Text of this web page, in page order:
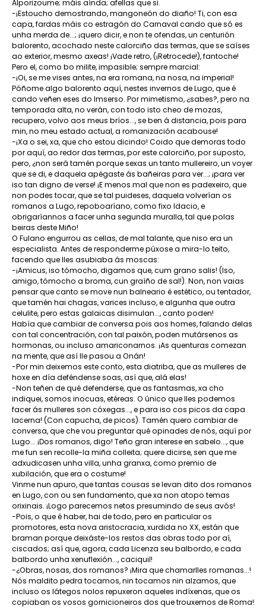
Alporizoume; máis aínda; afellas que si.
-¡Estoucho demostrando, mangoneón do diaño! Ti, con esa
capa, fardas máis co estragón do Carnaval cando que só es
unha merda de...; ¡quero dicir, e non te ofendas, un centurión
balorento, acochado neste calorciño das termas, que se saíses
ao exterior, mesmo axeas! ¡Vade retro, (¡Retrocede!), fantoche!
Pero el, como bo milite, impasible; sempre marcial:
-¡Oi, se me vises antes, na era romana, na nosa, na imperial!
Póñome algo balorento aquí, nestes invernos de Lugo, que é
cando veñen eses do Imserso. Por mimetismo, ¿sabes?, pero na
temporada alta, no verán, con todo isto cheo de mozas,
recupero, volvo aos meus bríos..., se ben á distancia, pois para
min, no meu estado actual, a romanización acabouse!
-¡Xa o sei, xa, que cho estou dicindo! Coido que demoras todo
por aquí, ao redor das termas, por este calorciño, por suposto,
pero, ¿non será tamén porque sexas un tanto mullereiro, un voyer
que se di, e daquela apégaste ás bañeiras para ver...; ¡para ver
iso tan digno de verse! ¡E menos mal que non es padexeiro, que
non podes tocar, que se tal puideses, daquela volverían os
romanos a Lugo, repoboaríano, como fixo Idacio, e
obrigaríannos a facer unha segunda muralla, tal que polas
beiras deste Miño!
O Fulano engurrou as cellas, de mal talante, que niso era un
especialista. Antes de responderme púxose a mira-lo teito,
facendo que lles asubiaba ás moscas:
-¡Amicus, iso tómocho, digamos que, cum grano salis! (Iso,
amigo, tómocho a broma, cun graíño de sal!). Non, non vaias
pensar que canto se move nun balneario é estético, ou tentador,
que tamén hai chagas, varices incluso, e algunha que outra
celulite, pero estas galaicas disimulan..., canto poden!
Había que cambiar de conversa pois aos homes, falando delas
con tal concentración, con tal paixón, poden mutársenos as
hormonas, ou incluso amariconarnos. ¡As quenturas comezan
na mente, que así lle pasou a Onán!
-Por min deixemos este conto, esta diatriba, que as mulleres de
hoxe en día deféndense soas, así que, alá elas!
-Non teñen de qué defenderse, que as fantasmas, xa cho
indiquei, somos inocuas, etéreas. O único que lles podemos
facer ás mulleres son cóxegas..., e para iso cos picos da capa
lacerna! (Con capucha, de picos). Tamén quero cambiar de
conversa, que che vou preguntar qué opinades de nós, aquí por
Lugo... ¡Dos romanos, digo! Teño gran interese en sabelo..., que
me fun sen recolle-la miña colleita; quere dicirse, sen que me
adxudicasen unha villa, unha granxa, como premio de
xubilación, que era o costume!
Vinme nun apuro, que tantas cousas se levan dito dos romanos
en Lugo, con ou sen fundamento, que xa non atopo temas
orixinais. ¡Logo parecemos netos presumindo de seus avós!
-Pois, o que é haber, hai de todo, pero en particular os
promotores, esta nova aristocracia, xurdida no XX, están que
braman porque deixáste-los restos das obras todo por aí,
ciscados; así que, agora, cada Licenza seu balbordo, e cada
balbordo unha xenuflexión..., caciquil!
-¿Obras, nosas, dos romanos? ¡Mira que chamarlles romanas...!
Nós maldito pedra tocamos, nin tocamos nin alzamos, que
incluso os látegos nolos repuxeron aqueles indíxenas, que os
copiaban os vosos gornicioneiros dos que trouxemos de Roma!